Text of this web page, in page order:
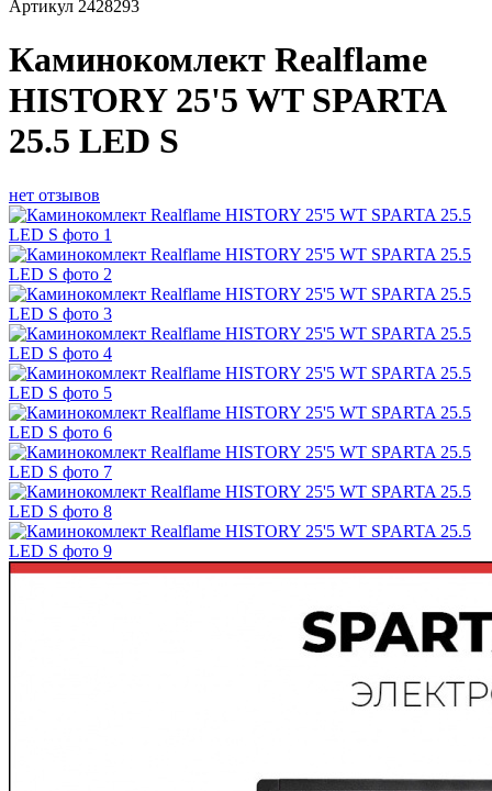
Артикул 2428293
Каминокомлект Realflame
HISTORY 25'5 WT SPARTA
25.5 LED S
нет отзывов